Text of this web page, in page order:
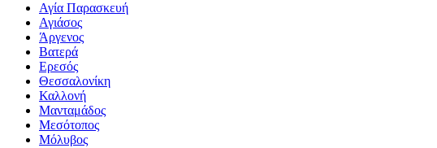
Αγία Παρασκευή
Αγιάσος
Άργενος
Βατερά
Ερεσός
Θεσσαλονίκη
Καλλονή
Μανταμάδος
Μεσότοπος
Μόλυβος